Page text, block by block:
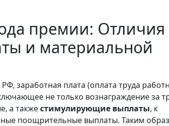
премии: Отличия
и материальной
заработная плата (оплата труда
не только вознаграждение за
а такжестимулирующие выплаты, к
поощрительные выплаты. Таким